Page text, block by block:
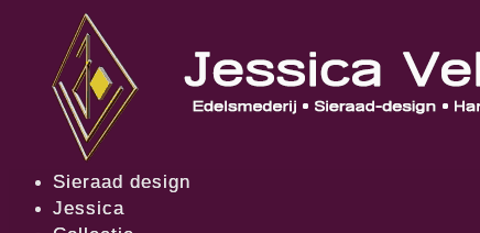
content
Sieraad design
Jessica